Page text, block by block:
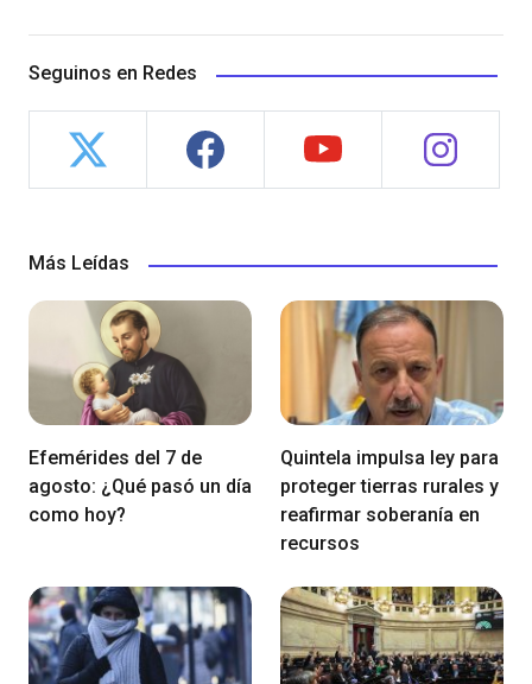
Seguinos en Redes
Más Leídas
Efemérides del 7 de
agosto: ¿Qué pasó un día
como hoy?
Quintela impulsa ley para
proteger tierras rurales y
reafirmar soberanía en
recursos